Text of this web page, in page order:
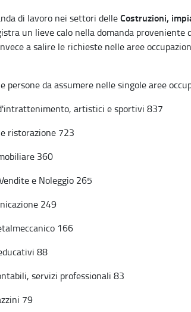
di lavoro nei settori delleCostruzioni,
un lieve calo nella domanda proveniente
a salire le richieste nelle aree
persone da assumere nelle singole aree
artistici e sportivi 837
ristorazione 723
360
e Noleggio 265
249
166
88
servizi professionali 83
79